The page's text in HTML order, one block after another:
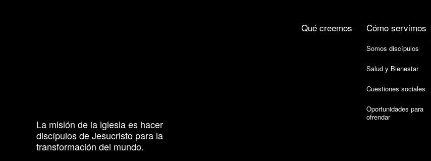
La misión de la iglesia es hacer
discípulos de Jesucristo para la
transformación del mundo.
Qué creemos Cómo servimos
Somos discípulos
Salud y Bienestar
Cuestiones sociales
Oportunidades para
ofrendar